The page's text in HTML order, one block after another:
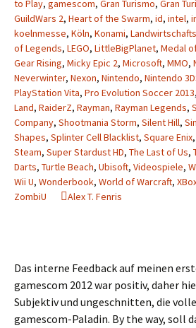
to Play, gamescom, Gran Turismo, Gran
GuildWars 2, Heart of the Swarm, id, intel,
koelnmesse, Köln, Konami,
of Legends, LEGO, LittleBigPlanet, Medal
Gear Rising, Micky Epic 2, Microsoft, MMO,
Neverwinter, Nexon, Nintendo, Nintendo
PlayStation Vita, Pro Evolution Soccer 2013,
Land, RaiderZ, Rayman, Rayman Legends,
Company, Shootmania Storm, Silent Hill,
Shapes, Splinter Cell Blacklist, Square Enix,
Steam, Super Stardust HD, The Last of Us,
Darts, Turtle Beach, Ubisoft, Videospiele,
Wii U, Wonderbook, World of Warcraft,
ZombiU
Alex T. Fenris
Das interne Feedback auf meinen
gamescom 2012 war positiv, daher
Subjektiv und ungeschnitten, die
gamescom-Paladin. By the way, soll